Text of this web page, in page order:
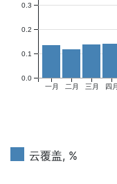
一月 二月 三月 四月
0.0
0.1
0.2
0.3
云覆盖, %